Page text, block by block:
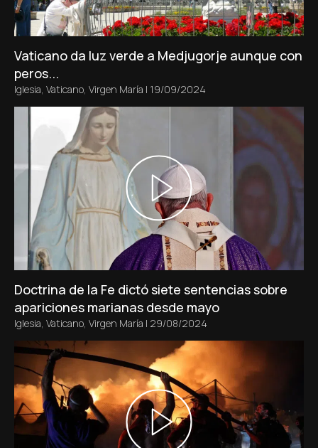
Vaticano da luz verde a Medjugorje aunque con
peros...
Iglesia, Vaticano, Virgen María | 19/09/2024
Doctrina de la Fe dictó siete sentencias sobre
apariciones marianas desde mayo
Iglesia, Vaticano, Virgen María | 29/08/2024